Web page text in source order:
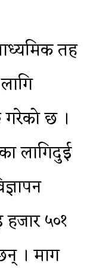
तह
छ ।
लागिदुई
हजार ५०१
। माग